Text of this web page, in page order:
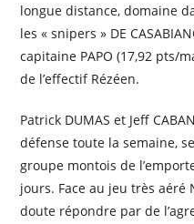
longue distance, domaine
les « snipers » DE
capitaine PAPO (17,92 pts/
de l’effectif Rézéen.
Patrick DUMAS et Jeff
défense toute la semaine,
groupe montois de
jours. Face au jeu très
doute répondre par de